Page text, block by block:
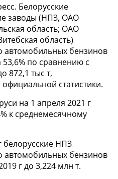
Белорусские
заводы (НПЗ, ОАО
область; ОАО
область)
автомобильных бензинов
53,6% по сравнению с
872,1 тыс т,
статистики.
на 1 апреля 2021 г
к среднемесячному
белорусские НПЗ
автомобильных бензинов
г до 3,224 млн т.